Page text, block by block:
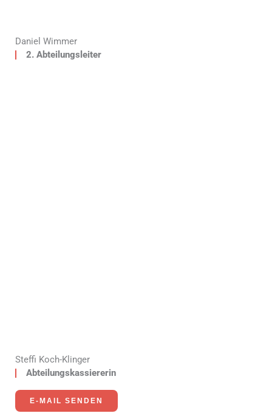
Daniel Wimmer
2. Abteilungsleiter
Steffi Koch-Klinger
Abteilungskassiererin
E-MAIL SENDEN